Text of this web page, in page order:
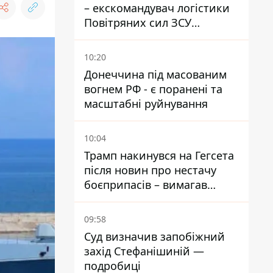
– екскомандувач логістики
Повітряних сил ЗСУ
отримав нову підозру
10:20
Донеччина під масованим
вогнем РФ - є поранені та
масштабні руйнування
10:04
Трамп накинувся на Гегсета
після новин про нестачу
боєприпасів – вимагав
пояснень
09:58
Суд визначив запобіжний
захід Стефанішиній —
подробиці